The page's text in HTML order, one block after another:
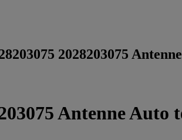
2028203075
Antenne